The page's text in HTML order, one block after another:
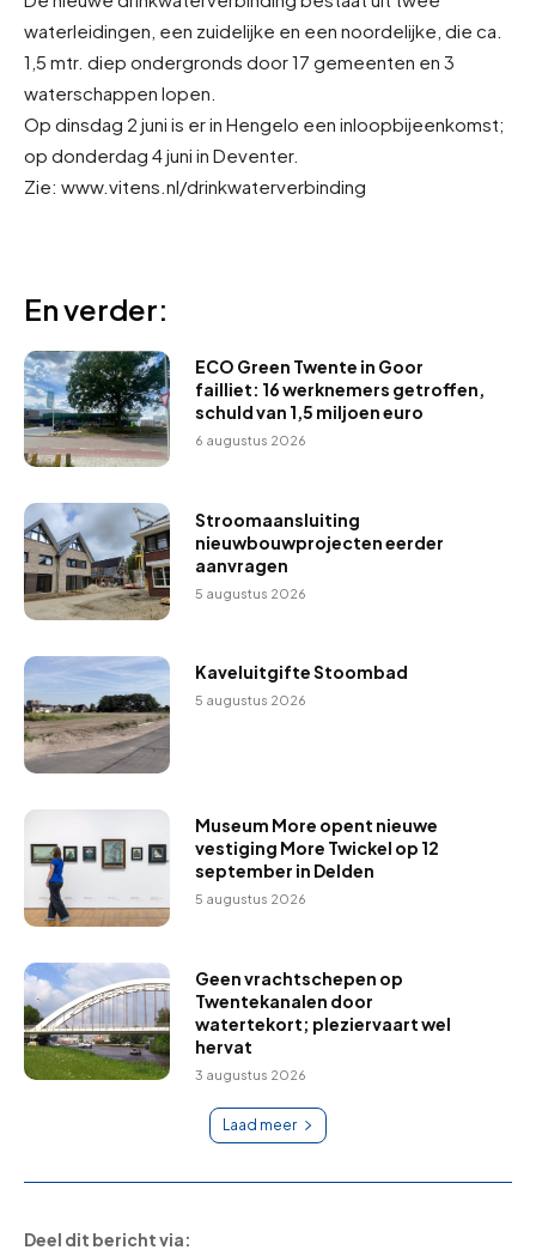
waterleidingen, een zuidelijke en een noordelijke, die ca.
1,5 mtr. diep ondergronds door 17 gemeenten en 3
waterschappen lopen.
Op dinsdag 2 juni is er in Hengelo een inloopbijeenkomst;
op donderdag 4 juni in Deventer.
Zie: www.vitens.nl/drinkwaterverbinding
En verder:
ECO Green Twente in Goor
failliet: 16 werknemers getroffen,
schuld van 1,5 miljoen euro
6 augustus 2026
Stroomaansluiting
nieuwbouwprojecten eerder
aanvragen
5 augustus 2026
Kaveluitgifte Stoombad
5 augustus 2026
Museum More opent nieuwe
vestiging More Twickel op 12
september in Delden
5 augustus 2026
Geen vrachtschepen op
Twentekanalen door
watertekort; pleziervaart wel
hervat
3 augustus 2026
Laad meer
Deel dit bericht via: